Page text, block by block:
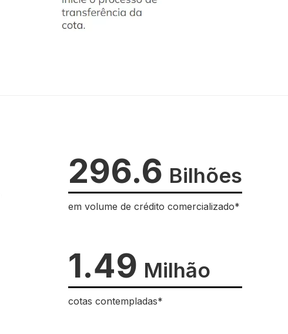
296.6 Bilhões
em volume de crédito comercializado*
1.49 Milhão
cotas contempladas*